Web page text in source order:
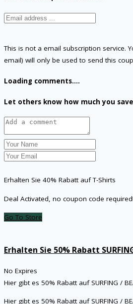
This is not a email subscription service.
email) will only be used to send this
Loading comments....
Let others know how much you
Erhalten Sie 40% Rabatt auf T-Shirts
Deal Activated, no coupon code required!
Go To Store
Erhalten Sie 50% Rabatt
No Expires
Hier gibt es 50% Rabatt auf SURFING /
Hier gibt es 50% Rabatt auf SURFING /